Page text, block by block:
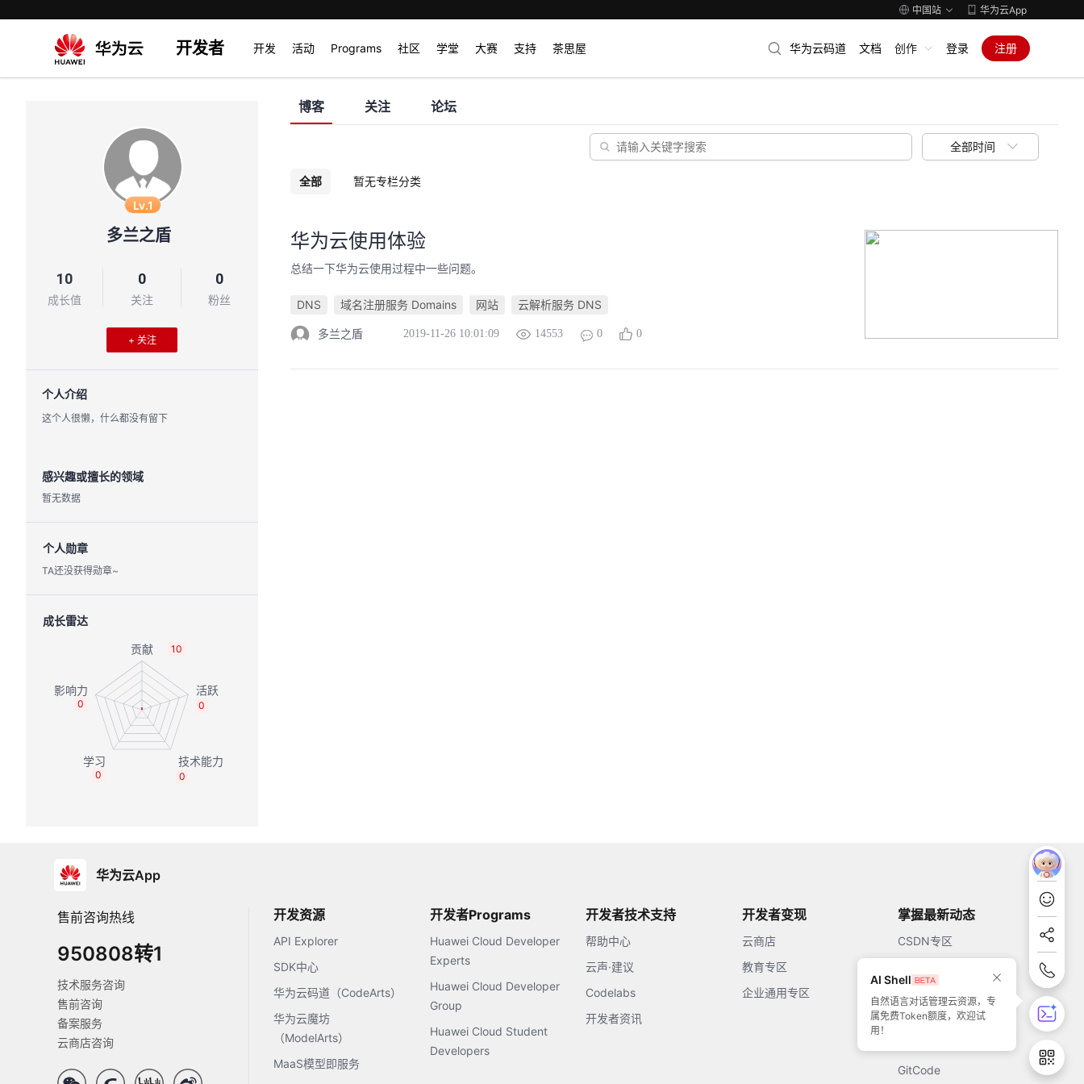
中国站 华为云App
开发者 开发 活动 Programs 社区 学堂 大赛 支持 茶思屋 华为云码道 文档 创作 登录 注册
Lv.1
多兰之盾
10
成长值
0
关注
0
粉丝
+ 关注
个人介绍
这个人很懒，什么都没有留下
感兴趣或擅长的领域
暂无数据
个人勋章
TA还没获得勋章~
成长雷达
10
0
0
0
0
博客 关注 论坛
全部时间
全部 暂无专栏分类
华为云使用体验
总结一下华为云使用过程中一些问题。
DNS 域名注册服务 Domains 网站 云解析服务 DNS
多兰之盾 2019-11-26 10:01:09 14553 0 0
华为云App
售前咨询热线
950808转1
技术服务咨询
售前咨询
备案服务
云商店咨询
开发资源
API Explorer
SDK中心
华为云码道（CodeArts）
华为云魔坊
（ModelArts）
MaaS模型即服务
开发者Programs
Huawei Cloud Developer
Experts
Huawei Cloud Developer
Group
Huawei Cloud Student
Developers
开发者技术支持
帮助中心
云声·建议
Codelabs
开发者资讯
开发者变现
云商店
教育专区
企业通用专区
掌握最新动态
CSDN专区
51CTO
GitCode
AI Shell
自然语言对话管理云资源，专
属免费Token额度，欢迎试
用！